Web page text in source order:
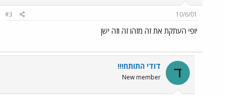
10/6/01
#3
יופי העתקת את זה מזהו זה וזה ישן
ד דודי התותח!!!
New member